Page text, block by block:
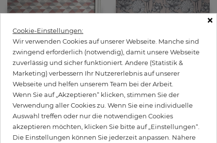
Mosaic
49,90 €
Lotus Floral
Preis
54,90 €
×
Cookie-Einstellungen:
Wir verwenden Cookies auf unserer Webseite. Manche sind
zwingend erforderlich (notwendig), damit unsere Webseite
zuverlässig und sicher funktioniert. Andere (Statistik &
Marketing) verbessern Ihr Nutzererlebnis auf unserer
Webseite und helfen unserem Team bei der Arbeit.
Wenn Sie auf „Akzeptieren“ klicken, stimmen Sie der
Verwendung aller Cookies zu. Wenn Sie eine individuelle
Auswahl treffen oder nur die notwendigen Cookies
akzeptieren möchten, klicken Sie bitte auf „Einstellungen“.
Die Einstellungen können Sie jederzeit anpassen. Nähere